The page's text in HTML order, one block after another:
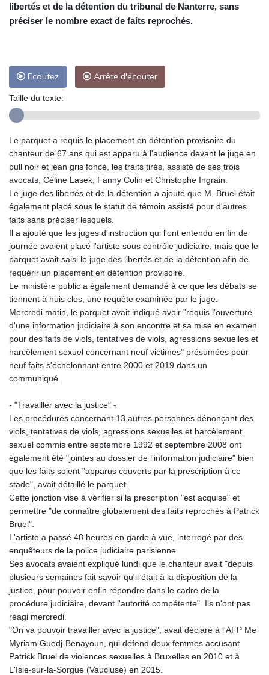
libertés et de la détention du tribunal de Nanterre, sans
préciser le nombre exact de faits reprochés.
Ecoutez Arrête d'écouter
Taille du texte:
Le parquet a requis le placement en détention provisoire du
chanteur de 67 ans qui est apparu à l'audience devant le juge en
pull noir et jean gris foncé, les traits tirés, assisté de ses trois
avocats, Céline Lasek, Fanny Colin et Christophe Ingrain.
Le juge des libertés et de la détention a ajouté que M. Bruel était
également placé sous le statut de témoin assisté pour d'autres
faits sans préciser lesquels.
Il a ajouté que les juges d'instruction qui l'ont entendu en fin de
journée avaient placé l'artiste sous contrôle judiciaire, mais que le
parquet avait saisi le juge des libertés et de la détention afin de
requérir un placement en détention provisoire.
Le ministère public a également demandé à ce que les débats se
tiennent à huis clos, une requête examinée par le juge.
Mercredi matin, le parquet avait indiqué avoir "requis l'ouverture
d'une information judiciaire à son encontre et sa mise en examen
pour des faits de viols, tentatives de viols, agressions sexuelles et
harcèlement sexuel concernant neuf victimes" présumées pour
neuf faits s'échelonnant entre 2000 et 2019 dans un
communiqué.
- "Travailler avec la justice" -
Les procédures concernant 13 autres personnes dénonçant des
viols, tentatives de viols, agressions sexuelles et harcèlement
sexuel commis entre septembre 1992 et septembre 2008 ont
également été "jointes au dossier de l'information judiciaire" bien
que les faits soient "apparus couverts par la prescription à ce
stade", avait détaillé le parquet.
Cette jonction vise à vérifier si la prescription "est acquise" et
permettre "de connaître globalement des faits reprochés à Patrick
Bruel".
L'artiste a passé 48 heures en garde à vue, interrogé par des
enquêteurs de la police judiciaire parisienne.
Ses avocats avaient expliqué lundi que le chanteur avait "depuis
plusieurs semaines fait savoir qu'il était à la disposition de la
justice, pour pouvoir enfin répondre dans le cadre de la
procédure judiciaire, devant l'autorité compétente". Ils n'ont pas
réagi mercredi.
"On va pouvoir travailler avec la justice", avait déclaré à l'AFP Me
Myriam Guedj-Benayoun, qui défend deux femmes accusant
Patrick Bruel de violences sexuelles à Bruxelles en 2010 et à
L'Isle-sur-la-Sorgue (Vaucluse) en 2015.